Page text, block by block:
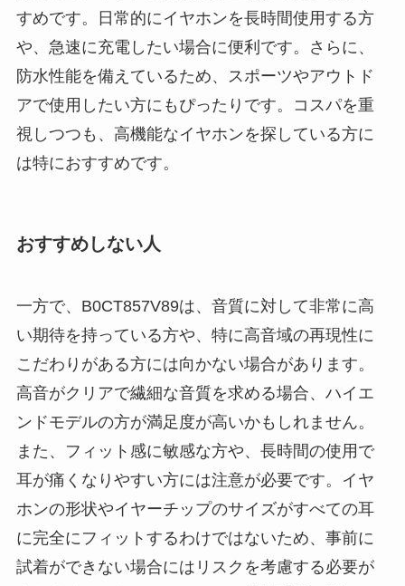
すめです。日常的にイヤホンを長時間使用する方
や、急速に充電したい場合に便利です。さらに、
防水性能を備えているため、スポーツやアウトド
アで使用したい方にもぴったりです。コスパを重
視しつつも、高機能なイヤホンを探している方に
は特におすすめです。
おすすめしない人
一方で、B0CT857V89は、音質に対して非常に高
い期待を持っている方や、特に高音域の再現性に
こだわりがある方には向かない場合があります。
高音がクリアで繊細な音質を求める場合、ハイエ
ンドモデルの方が満足度が高いかもしれません。
また、フィット感に敏感な方や、長時間の使用で
耳が痛くなりやすい方には注意が必要です。イヤ
ホンの形状やイヤーチップのサイズがすべての耳
に完全にフィットするわけではないため、事前に
試着ができない場合にはリスクを考慮する必要が